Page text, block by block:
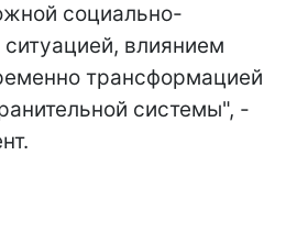
социально-
влиянием
трансформацией
системы", -